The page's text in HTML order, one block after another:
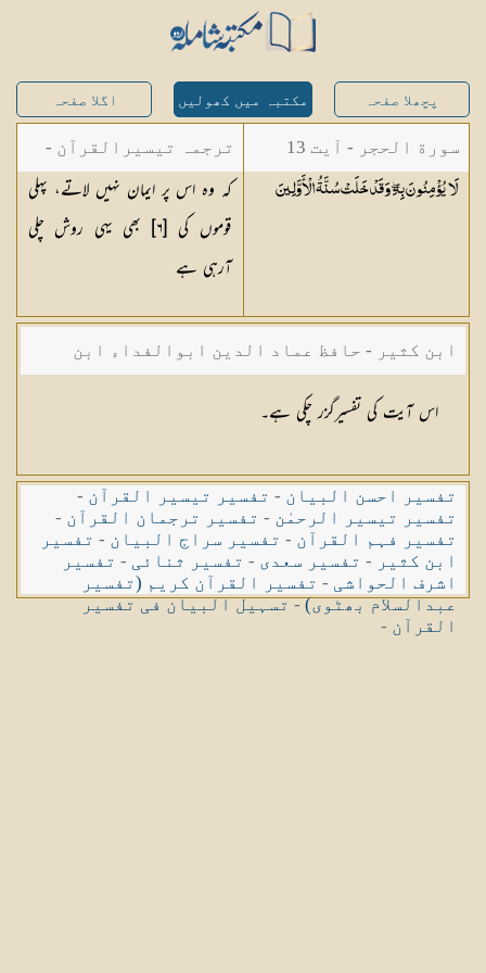
پچھلا صفحہ مکتبہ میں کھولیں اگلا صفحہ
سورة الحجر - آیت 13
لَا يُؤْمِنُونَ بِهِ ۖ وَقَدْ خَلَتْ سُنَّةُالْأَوَّلِينَ
ترجمہ تیسیرالقرآن -
مولانا عبد الرحمن
کیلانی
کہ وہ اس پر ایمان نہیں لاتے، پہلی
قوموں کی [٦] بھی یہی روش چلی
آرہی ہے
ابن کثیر - حافظ عماد الدین ابوالفداء ابن
کثیر صاحب
اس آیت کی تفسیرگزر چکی ہے۔
تفسیر احسن البیان - تفسیر تیسیر القرآن -
تفسیر تیسیر الرحمٰن - تفسیر ترجمان القرآن -
تفسیر فہم القرآن - تفسیر سراج البیان - تفسیر
ابن کثیر - تفسیر سعدی - تفسیر ثنائی - تفسیر
اشرف الحواشی - تفسیر القرآن کریم (تفسیر
عبدالسلام بھٹوی)-تسہیل البیان فی تفسیر
القرآن -